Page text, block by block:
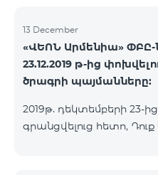
13 December
«ՎԵՈՆ Արմենիա» ՓԲԸ-
23.12.2019 թ-ից
ծրագրի պայմանները:
2019թ. դեկտեմբերի 23-
գրանցվելուց հետո,